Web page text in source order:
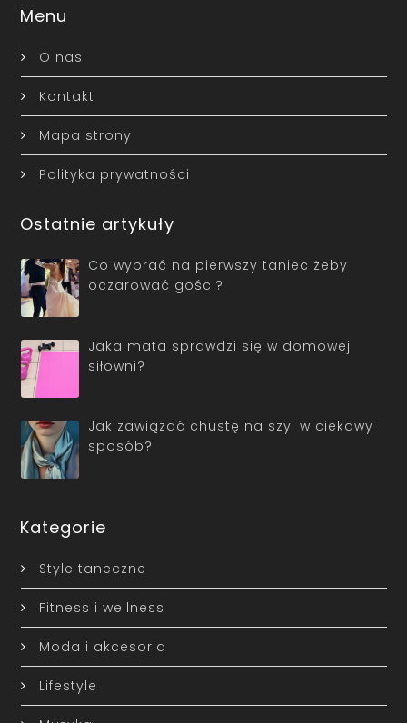
Menu
O nas
Kontakt
Mapa strony
Polityka prywatności
Ostatnie artykuły
Co wybrać na pierwszy taniec żeby
oczarować gości?
Jaka mata sprawdzi się w domowej
siłowni?
Jak zawiązać chustę na szyi w ciekawy
sposób?
Kategorie
Style taneczne
Fitness i wellness
Moda i akcesoria
Lifestyle